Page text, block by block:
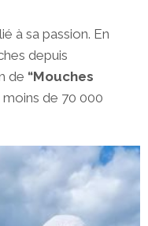
à sa passion. En
depuis
de “Mouches
de 70 000